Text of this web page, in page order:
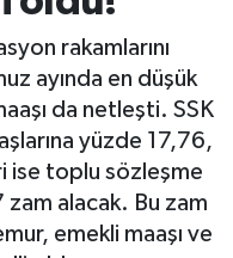
rakamlarını
ayında en düşük
da netleşti. SSK
yüzde 17,76,
ise toplu sözleşme
alacak. Bu zam
emekli maaşı ve